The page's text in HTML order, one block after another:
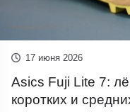
17 июня 2026
Asics Fuji Lite 7:
коротких и